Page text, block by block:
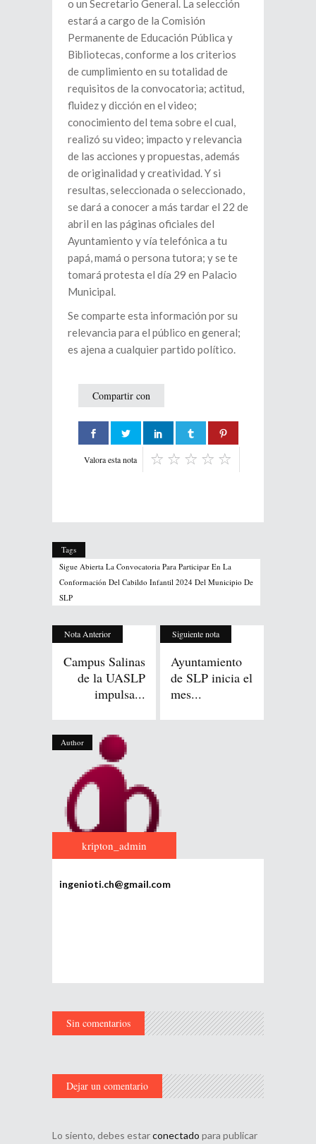
o un Secretario General. La selección
estará a cargo de la Comisión
Permanente de Educación Pública y
Bibliotecas, conforme a los criterios
de cumplimiento en su totalidad de
requisitos de la convocatoria; actitud,
fluidez y dicción en el video;
conocimiento del tema sobre el cual,
realizó su video; impacto y relevancia
de las acciones y propuestas, además
de originalidad y creatividad. Y si
resultas, seleccionada o seleccionado,
se dará a conocer a más tardar el 22 de
abril en las páginas oficiales del
Ayuntamiento y vía telefónica a tu
papá, mamá o persona tutora; y se te
tomará protesta el día 29 en Palacio
Municipal.
Se comparte esta información por su
relevancia para el público en general;
es ajena a cualquier partido político.
Compartir con
Valora esta nota
Tags
Sigue Abierta La Convocatoria Para Participar En La
Conformación Del Cabildo Infantil 2024 Del Municipio De
SLP
Nota Anterior
Campus Salinas
de la UASLP
impulsa...
Siguiente nota
Ayuntamiento
de SLP inicia el
mes...
Author
kripton_admin
ingenioti.ch@gmail.com
Sin comentarios
Dejar un comentario
Lo siento, debes estarconectado para publicar